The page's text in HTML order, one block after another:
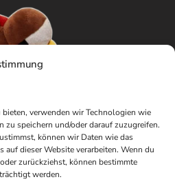
verwenden wir Technologien wie
zu speichern und/oder darauf zuzugreifen.
können wir Daten wie das
auf dieser Website verarbeiten. Wenn du
zurückziehst, können bestimmte
werden.